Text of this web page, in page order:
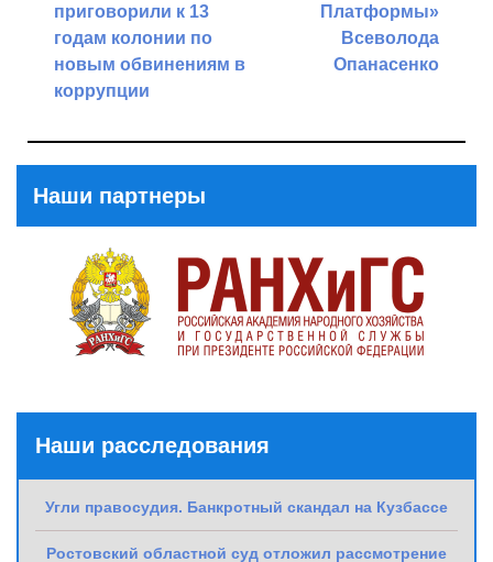
приговорили к 13
годам колонии по
новым обвинениям в
коррупции
Платформы»
Всеволода
Опанасенко
Наши партнеры
Наши расследования
Угли правосудия. Банкротный скандал на Кузбассе
Ростовский областной суд отложил рассмотрение